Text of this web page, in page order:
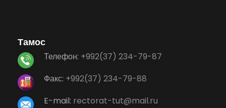
Тамос
Телефон: +992(37) 234-79-87
Факс: +992(37) 234-79-88
E-mail: rectorat-tut@mail.ru